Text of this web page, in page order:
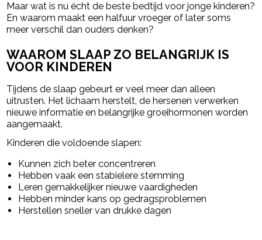
Maar wat is nu écht de beste bedtijd voor jonge kinderen?
En waarom maakt een halfuur vroeger of later soms
meer verschil dan ouders denken?
WAAROM SLAAP ZO BELANGRIJK IS
VOOR KINDEREN
Tijdens de slaap gebeurt er veel meer dan alleen
uitrusten. Het lichaam herstelt, de hersenen verwerken
nieuwe informatie en belangrijke groeihormonen worden
aangemaakt.
Kinderen die voldoende slapen:
Kunnen zich beter concentreren
Hebben vaak een stabielere stemming
Leren gemakkelijker nieuwe vaardigheden
Hebben minder kans op gedragsproblemen
Herstellen sneller van drukke dagen